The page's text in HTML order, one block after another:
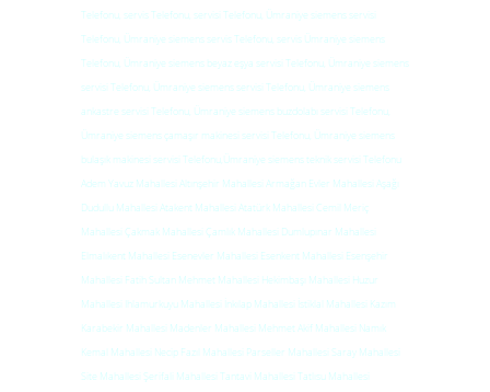
Telefonu, servis Telefonu, servisi Telefonu, Ümraniye siemens servisi
Telefonu, Ümraniye siemens servis Telefonu, servis Ümraniye siemens
Telefonu, Ümraniye siemens beyaz eşya servisi Telefonu, Ümraniye siemens
servisi Telefonu, Ümraniye siemens servisi Telefonu, Ümraniye siemens
ankastre servisi Telefonu, Ümraniye siemens buzdolabı servisi Telefonu,
Ümraniye siemens çamaşır makinesi servisi Telefonu, Ümraniye siemens
bulaşık makinesi servisi Telefonu,Ümraniye siemens teknik servisi Telefonu
Adem Yavuz Mahallesi Altınşehir Mahallesi Armağan Evler Mahallesi Aşağı
Dudullu Mahallesi Atakent Mahallesi Atatürk Mahallesi Cemil Meriç
Mahallesi Çakmak Mahallesi Çamlık Mahallesi Dumlupınar Mahallesi
Elmalıkent Mahallesi Esenevler Mahallesi Esenkent Mahallesi Esenşehir
Mahallesi Fatih Sultan Mehmet Mahallesi Hekimbaşı Mahallesi Huzur
Mahallesi Ihlamurkuyu Mahallesi İnkılap Mahallesi İstiklal Mahallesi Kazım
Karabekir Mahallesi Madenler Mahallesi Mehmet Akif Mahallesi Namık
Kemal Mahallesi Necip Fazıl Mahallesi Parseller Mahallesi Saray Mahallesi
Site Mahallesi Şerifali Mahallesi Tantavi Mahallesi Tatlısu Mahallesi